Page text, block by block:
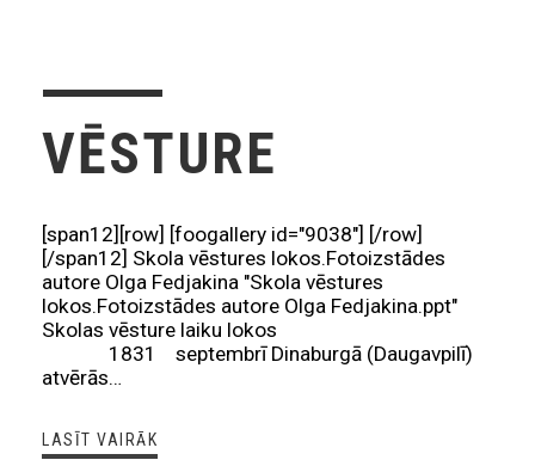
VĒSTURE
[span12][row] [foogallery id="9038"] [/row]
[/span12] Skola vēstures lokos.Fotoizstādes
autore Olga Fedjakina "Skola vēstures
lokos.Fotoizstādes autore Olga Fedjakina.ppt"
Skolas vēsture laiku lokos
1831 septembrī Dinaburgā (Daugavpilī)
atvērās…
LASĪT VAIRĀK